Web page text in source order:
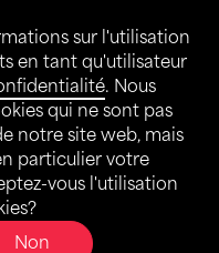
sur l'utilisation
en tant qu'utilisateur
. Nous
qui ne sont pas
notre site web, mais
particulier votre
vous l'utilisation
Non
suisse de
le spectacle de
de Suisse ; il
de tout le pays
moderne live.
de Zurich a réuni
sociétés et environ
Gymotion s’est
dans la Vaudoise